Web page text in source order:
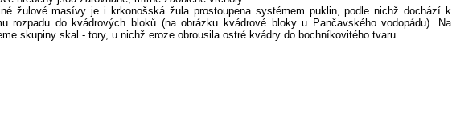
žulové masívy je i krkonošská žula prostoupena systémem puklin, podle nichž dochází k
rozpadu do kvádrových bloků (na obrázku kvádrové bloky u Pančavského vodopádu). Na
skupiny skal - tory, u nichž eroze obrousila ostré kvádry do bochníkovitého tvaru.